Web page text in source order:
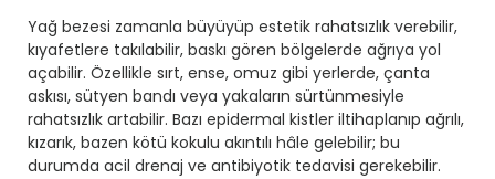
Yağ bezesi zamanla büyüyüp estetik rahatsızlık verebilir,
kıyafetlere takılabilir, baskı gören bölgelerde ağrıya yol
açabilir. Özellikle sırt, ense, omuz gibi yerlerde, çanta
askısı, sütyen bandı veya yakaların sürtünmesiyle
rahatsızlık artabilir. Bazı epidermal kistler iltihaplanıp ağrılı,
kızarık, bazen kötü kokulu akıntılı hâle gelebilir; bu
durumda acil drenaj ve antibiyotik tedavisi gerekebilir.